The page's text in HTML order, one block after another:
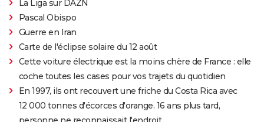
La Liga sur DAZN
Pascal Obispo
Guerre en Iran
Carte de l'éclipse solaire du 12 août
Cette voiture électrique est la moins chère de France : elle
coche toutes les cases pour vos trajets du quotidien
En 1997, ils ont recouvert une friche du Costa Rica avec
12 000 tonnes d'écorces d'orange. 16 ans plus tard,